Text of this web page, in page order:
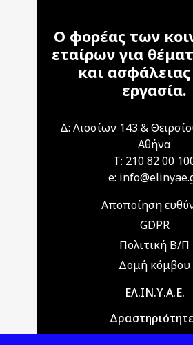
Ο φορέας των
εταίρων για
και
εργασία.
Δ: Λιοσίων 143 &
Αθήνα
T: 210 82 00
e:
Αποποίηση
GDPR
Πολιτική Β/Π
Δομή κόμβου
Main navigationΕΛ.ΙΝ.Υ.Α.Ε.